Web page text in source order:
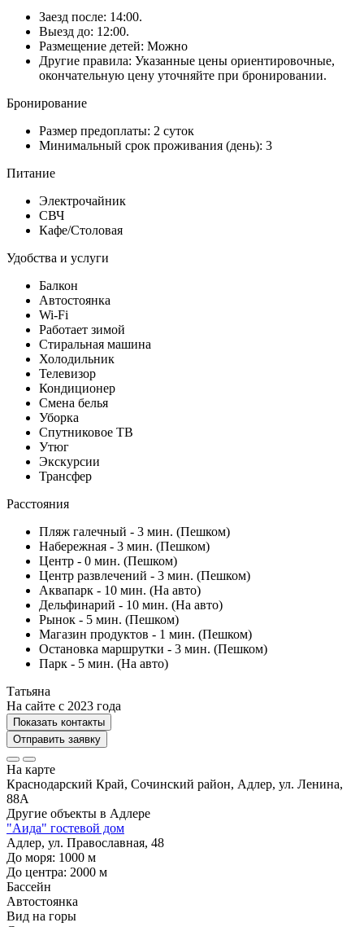
Заезд после: 14:00.
Выезд до: 12:00.
Размещение детей: Можно
Другие правила: Указанные цены ориентировочные,
окончательную цену уточняйте при бронировании.
Бронирование
Размер предоплаты: 2 суток
Минимальный срок проживания (день): 3
Питание
Электрочайник
СВЧ
Кафе/Столовая
Удобства и услуги
Балкон
Автостоянка
Wi-Fi
Работает зимой
Стиральная машина
Холодильник
Телевизор
Кондиционер
Смена белья
Уборка
Спутниковое ТВ
Утюг
Экскурсии
Трансфер
Расстояния
Пляж галечный - 3 мин. (Пешком)
Набережная - 3 мин. (Пешком)
Центр - 0 мин. (Пешком)
Центр развлечений - 3 мин. (Пешком)
Аквапарк - 10 мин. (На авто)
Дельфинарий - 10 мин. (На авто)
Рынок - 5 мин. (Пешком)
Магазин продуктов - 1 мин. (Пешком)
Остановка маршрутки - 3 мин. (Пешком)
Парк - 5 мин. (На авто)
Татьяна
На сайте с 2023 года
Показать контакты
Отправить заявку
На карте
Краснодарский Край, Сочинский район, Адлер, ул. Ленина,
88А
Другие объекты в Адлере
"Аида" гостевой дом
Адлер, ул. Православная, 48
До моря: 1000 м
До центра: 2000 м
Бассейн
Автостоянка
Вид на горы